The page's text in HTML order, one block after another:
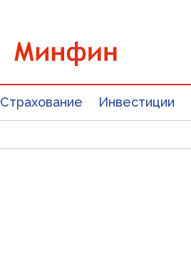
Страхование Инвестиции